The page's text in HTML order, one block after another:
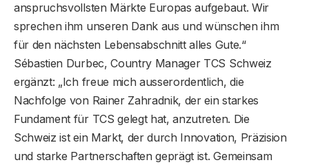
anspruchsvollsten Märkte Europas aufgebaut. Wir
sprechen ihm unseren Dank aus und wünschen ihm
für den nächsten Lebensabschnitt alles Gute.“
Sébastien Durbec, Country Manager TCS Schweiz
ergänzt: „Ich freue mich ausserordentlich, die
Nachfolge von Rainer Zahradnik, der ein starkes
Fundament für TCS gelegt hat, anzutreten. Die
Schweiz ist ein Markt, der durch Innovation, Präzision
und starke Partnerschaften geprägt ist. Gemeinsam